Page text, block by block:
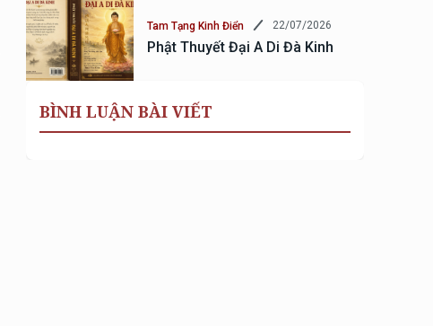
Tam Tạng Kinh Điển 22/07/2026
Phật Thuyết Đại A Di Đà Kinh
BÌNH LUẬN BÀI VIẾT